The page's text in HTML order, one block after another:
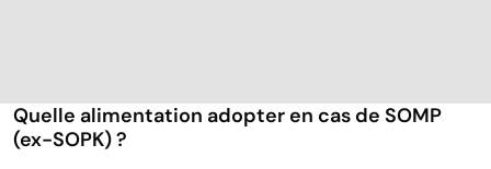
Quelle alimentation adopter en cas de SOMP
(ex-SOPK) ?